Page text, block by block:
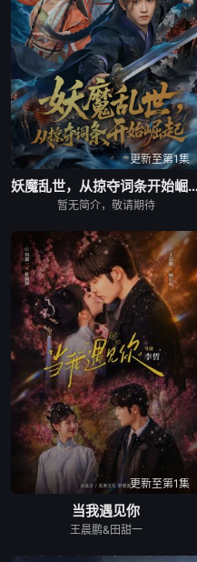
更新至第1集
妖魔乱世，从掠夺词条开始崛起
暂无简介，敬请期待
更新至第1集
当我遇见你
王晨鹏&田甜一